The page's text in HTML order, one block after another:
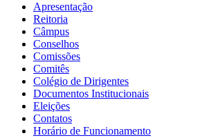
Apresentação
Reitoria
Câmpus
Conselhos
Comissões
Comitês
Colégio de Dirigentes
Documentos Institucionais
Eleições
Contatos
Horário de Funcionamento